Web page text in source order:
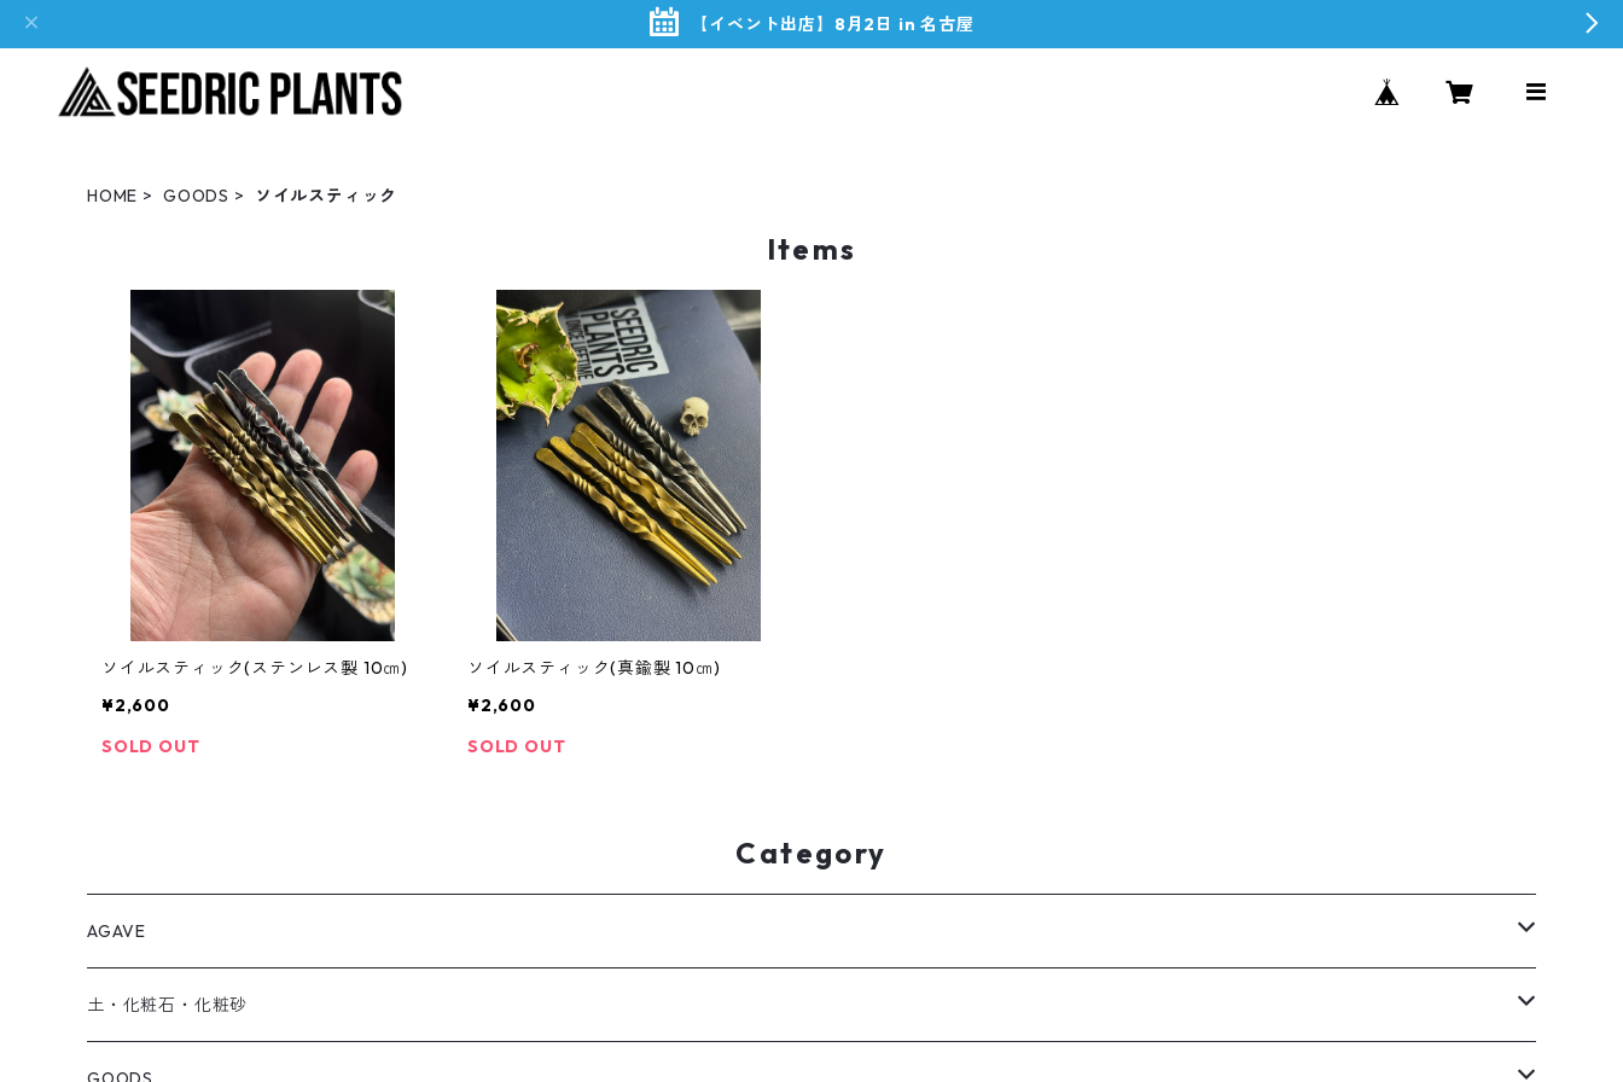
【イベント出店】8月2日 in 名古屋
HOME GOODS ソイルスティック
Items
ソイルスティック(ステンレス製 10㎝)
¥2,600
SOLD OUT
ソイルスティック(真鍮製 10㎝)
¥2,600
SOLD OUT
Category
AGAVE
SEEDRIC Signature
SEEDRIC Heritage
土・化粧石・化粧砂
アガベ用の土